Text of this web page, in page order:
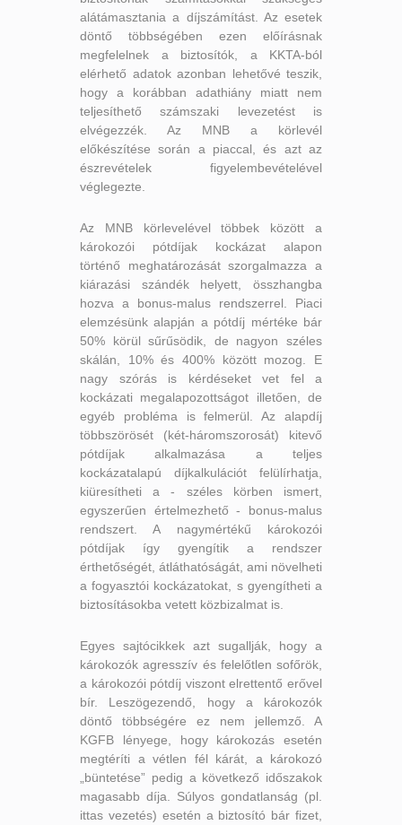
alátámasztania a díjszámítást. Az esetek
döntő többségében ezen előírásnak
megfelelnek a biztosítók, a KKTA-ból
elérhető adatok azonban lehetővé teszik,
hogy a korábban adathiány miatt nem
teljesíthető számszaki levezetést is
elvégezzék. Az MNB a körlevél
előkészítése során a piaccal, és azt az
észrevételek figyelembevételével
véglegezte.
Az MNB körlevelével többek között a
károkozói pótdíjak kockázat alapon
történő meghatározását szorgalmazza a
kiárazási szándék helyett, összhangba
hozva a bonus-malus rendszerrel. Piaci
elemzésünk alapján a pótdíj mértéke bár
50% körül sűrűsödik, de nagyon széles
skálán, 10% és 400% között mozog. E
nagy szórás is kérdéseket vet fel a
kockázati megalapozottságot illetően, de
egyéb probléma is felmerül. Az alapdíj
többszörösét (két-háromszorosát) kitevő
pótdíjak alkalmazása a teljes
kockázatalapú díjkalkulációt felülírhatja,
kiüresítheti a - széles körben ismert,
egyszerűen értelmezhető - bonus-malus
rendszert. A nagymértékű károkozói
pótdíjak így gyengítik a rendszer
érthetőségét, átláthatóságát, ami növelheti
a fogyasztói kockázatokat, s gyengítheti a
biztosításokba vetett közbizalmat is.
Egyes sajtócikkek azt sugallják, hogy a
károkozók agresszív és felelőtlen sofőrök,
a károkozói pótdíj viszont elrettentő erővel
bír. Leszögezendő, hogy a károkozók
döntő többségére ez nem jellemző. A
KGFB lényege, hogy károkozás esetén
megtéríti a vétlen fél kárát, a károkozó
„büntetése” pedig a következő időszakok
magasabb díja. Súlyos gondatlanság (pl.
ittas vezetés) esetén a biztosító bár fizet,